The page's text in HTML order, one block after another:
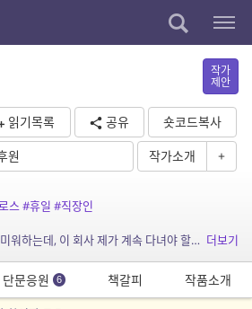
작가
제안
읽기목록 공유
숏코드복사
원
작가소개 +
스#휴일 #직장인
소개: 사장과 과장이 저를 미워하는데, 이 회사 제가 계속 다녀야 할까요? 일단 저한테 부당하게 구는 증거를 모으고 있는데요. 아, 그나저나 저는 출근하기 싫어서 많이 울었다니까요? 이런... 더보기
단문응원 6 책갈피 작품소개